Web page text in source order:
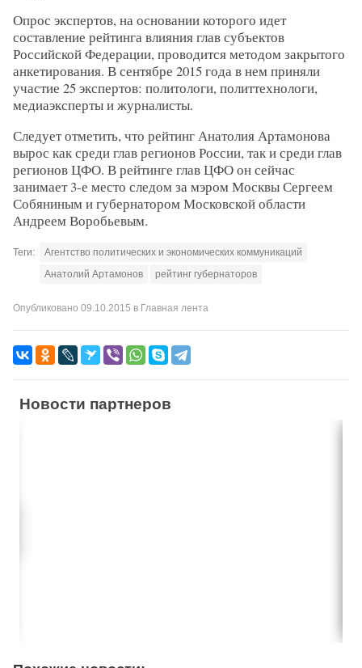
Опрос экспертов, на основании которого идет
составление рейтинга влияния глав субъектов
Российской Федерации, проводится методом закрытого
анкетирования. В сентябре 2015 года в нем приняли
участие 25 экспертов: политологи, политтехнологи,
медиаэксперты и журналисты.
Следует отметить, что рейтинг Анатолия Артамонова
вырос как среди глав регионов России, так и среди глав
регионов ЦФО. В рейтинге глав ЦФО он сейчас
занимает 3-е место следом за мэром Москвы Сергеем
Собяниным и губернатором Московской области
Андреем Воробьевым.
Теги:
Агентство политических и экономических коммуникаций
Анатолий Артамонов
рейтинг губернаторов
Опубликовано 09.10.2015 в Главная лента
Новости партнеров